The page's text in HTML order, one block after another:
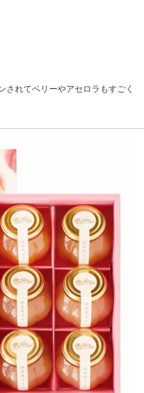
されてベリーやアセロラもすごく